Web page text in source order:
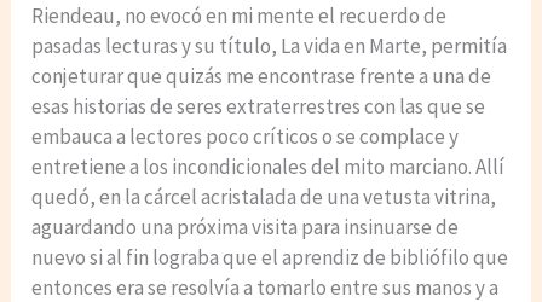
Riendeau, no evocó en mi mente el recuerdo de
pasadas lecturas y su título, La vida en Marte, permitía
conjeturar que quizás me encontrase frente a una de
esas historias de seres extraterrestres con las que se
embauca a lectores poco críticos o se complace y
entretiene a los incondicionales del mito marciano. Allí
quedó, en la cárcel acristalada de una vetusta vitrina,
aguardando una próxima visita para insinuarse de
nuevo si al fin lograba que el aprendiz de bibliófilo que
entonces era se resolvía a tomarlo entre sus manos y a